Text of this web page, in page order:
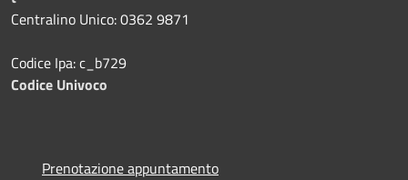
Centralino Unico: 0362 9871
Codice Ipa: c_b729
Codice Univoco
Prenotazione appuntamento